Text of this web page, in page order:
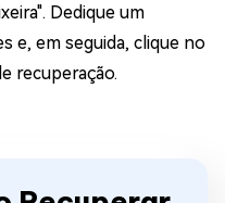
Dedique um
e, em seguida, clique no
recuperação.